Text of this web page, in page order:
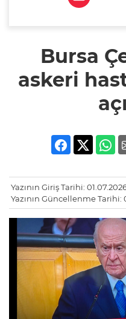
Bursa
askeri
Yazının Giriş Tarihi:
Yazının Güncellenme Tarihi: